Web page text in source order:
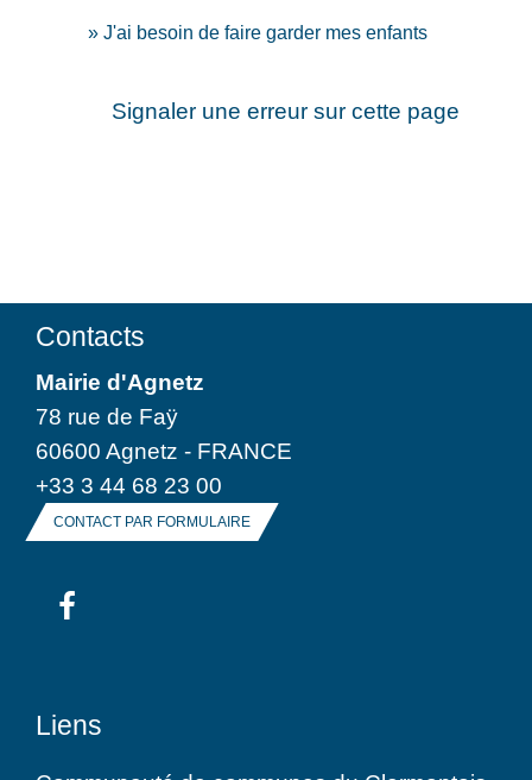
J'ai besoin de faire garder mes enfants
Signaler une erreur sur cette page
Contacts
Mairie d'Agnetz
78 rue de Faÿ
60600 Agnetz - FRANCE
+33 3 44 68 23 00
CONTACT PAR FORMULAIRE
Liens